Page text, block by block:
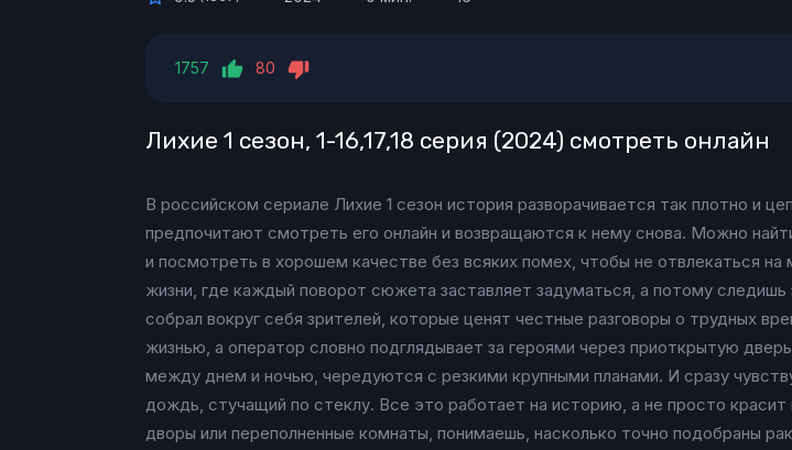
1757 80
Лихие 1 сезон, 1-16,17,18 серия (2024) смотреть онлайн
В российском сериале Лихие 1 сезон история разворачивается так плотно и
предпочитают смотреть его онлайн и возвращаются к нему снова. Можно
и посмотреть в хорошем качестве без всяких помех, чтобы не отвлекаться
жизни, где каждый поворот сюжета заставляет задуматься, а потому
собрал вокруг себя зрителей, которые ценят честные разговоры о трудных
жизнью, а оператор словно подглядывает за героями через приоткрытую
между днем и ночью, чередуются с резкими крупными планами. И сразу
дождь, стучащий по стеклу. Все это работает на историю, а не просто
дворы или переполненные комнаты, понимаешь, насколько точно подобраны